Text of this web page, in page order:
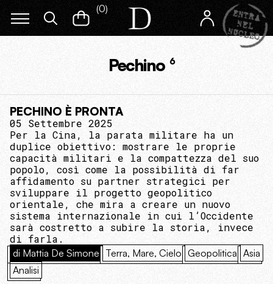
(0)
Pechino 6
PECHINO È PRONTA
05 Settembre 2025
Per la Cina, la parata militare ha un
duplice obiettivo: mostrare le proprie
capacità militari e la compattezza del suo
popolo, così come la possibilità di far
affidamento su partner strategici per
sviluppare il progetto geopolitico
orientale, che mira a creare un nuovo
sistema internazionale in cui l’Occidente
sarà costretto a subire la storia, invece
di farla.
di Mattia De Simone Terra, Mare, Cielo Geopolitica Asia
Analisi